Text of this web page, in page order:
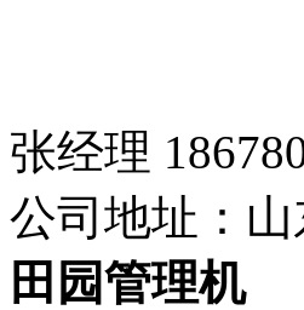
张经理
公司地址：
田园管理机